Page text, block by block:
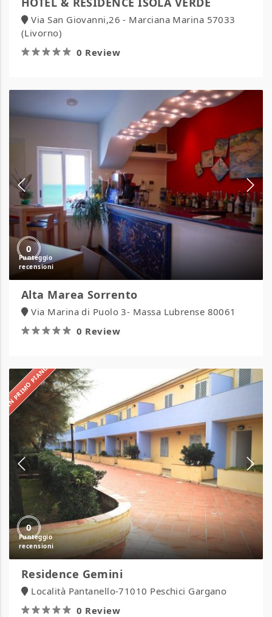
Via San Giovanni,26 - Marciana Marina 57033
(Livorno)
0 Review
0
Marea
Sorrento
Alta Marea Sorrento
Via Marina di Puolo 3- Massa Lubrense 80061
0 Review
IN PRIMO PIANO
0
Residence
Gemini
Residence Gemini
Località Pantanello-71010 Peschici Gargano
0 Review